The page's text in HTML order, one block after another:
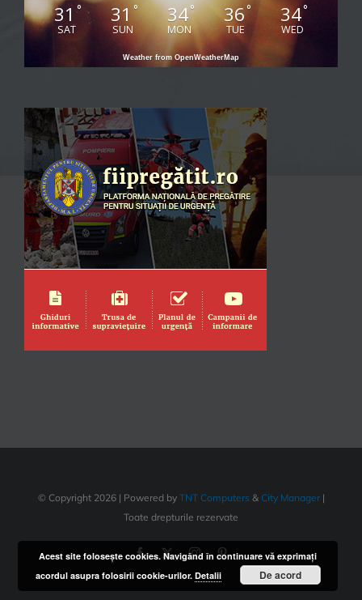
31 °
SAT
31°
SUN
34°
MON
36°
TUE
34°
WED
Weather from OpenWeatherMap
© Copyright 2026 | Powered by TNT Computers& City Manager|
Toate drepturile rezervate
Acest site foloseşte cookies. Navigând în continuare vă exprimaţi
acordul asupra folosirii cookie-urilor. Detalii De acord